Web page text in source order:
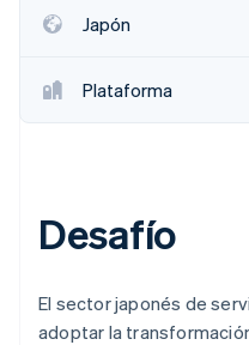
Identity
Verificación de identidad
Mirar ahora
Japón
Plataforma
Desafío
El sector japonés de
adoptar la